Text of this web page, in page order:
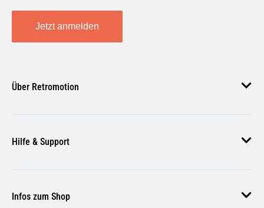
Jetzt anmelden
Über Retromotion
Unsere Jobs
Magazin
Hilfe & Support
Zahlungsmethoden
Infos zum Shop